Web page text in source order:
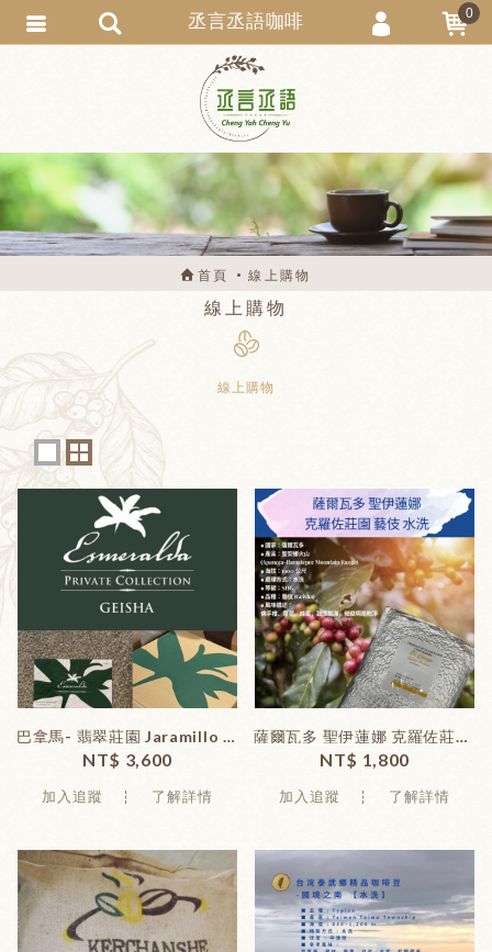
首頁 線上購物
線上購物
線上購物
巴拿馬- 翡翠莊園 Jaramillo 藝伎【綠標】水洗 淺焙 (227克/包...
NT$ 3,600
加入追蹤 了解詳情
薩爾瓦多 聖伊蓮娜 克羅佐莊園 藝伎【水洗】中淺焙 (227克 / 包)
NT$ 1,800
加入追蹤 了解詳情
丞言丞語咖啡 0
會員登入
會員註冊
忘記密碼
訂單查詢
匯款通知